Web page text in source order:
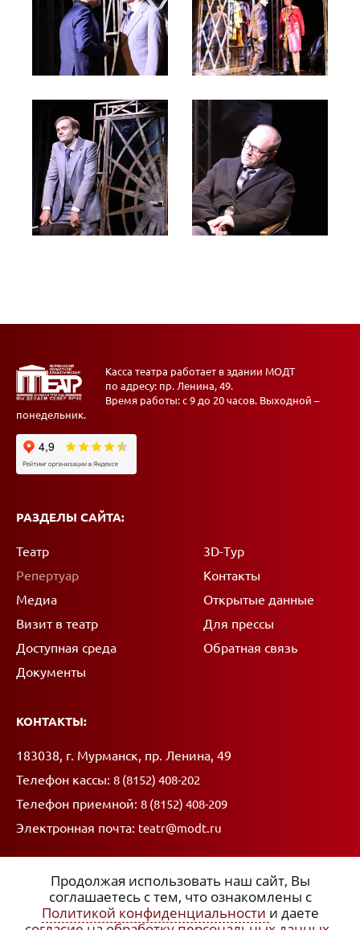
Касса театра работает в здании МОДТ
по адресу: пр. Ленина, 49.
Время работы: с 9 до 20 часов. Выходной –
понедельник.
РАЗДЕЛЫ САЙТА:
Театр
Репертуар
Медиа
Визит в театр
Доступная среда
Документы
3D-Тур
Контакты
Открытые данные
Для прессы
Обратная связь
КОНТАКТЫ:
Адрес:
183038, г. Мурманск, пр. Ленина, 49
Телефон кассы: 8 (8152) 408-202
Телефон приемной: 8 (8152) 408-209
Электронная почта: teatr@modt.ru
ССЫЛКИ:
Продолжая использовать наш сайт, Вы
соглашаетесь с тем, что ознакомлены с
Политикой конфиденциальности и даете